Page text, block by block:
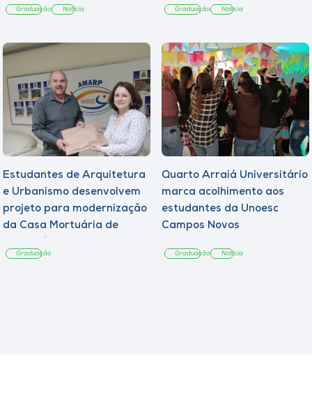
Graduação Notícia Graduação Notícia
Estudantes de Arquitetura
e Urbanismo desenvolvem
projeto para modernização
da Casa Mortuária de
Graduação
Quarto Arraiá Universitário
marca acolhimento aos
estudantes da Unoesc
Campos Novos
Graduação Notícia